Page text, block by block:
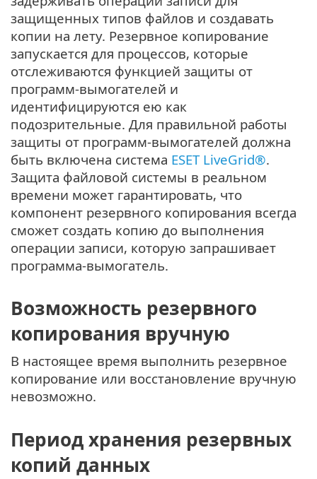
защищенных типов файлов и создавать
копии на лету. Резервное копирование
запускается для процессов, которые
отслеживаются функцией защиты от
программ-вымогателей и
идентифицируются ею как
подозрительные. Для правильной работы
защиты от программ-вымогателей должна
быть включена система ESET LiveGrid®.
Защита файловой системы в реальном
времени может гарантировать, что
компонент резервного копирования всегда
сможет создать копию до выполнения
операции записи, которую запрашивает
программа-вымогатель.
Возможность резервного
копирования вручную
В настоящее время выполнить резервное
копирование или восстановление вручную
невозможно.
Период хранения резервных
копий данных